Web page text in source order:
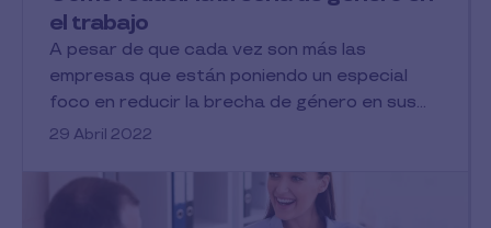
el trabajo
A pesar de que cada vez son más las
empresas que están poniendo un especial
foco en reducir la brecha de género en sus...
29 Abril 2022